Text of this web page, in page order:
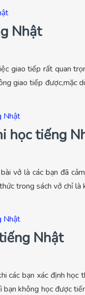
Nhật
giao tiếp rất quan
giao tiếp được,mặc
học tiếng
vở là các bạn đã
trong sách vở chỉ là
Nhật
các bạn xác định học
không học được